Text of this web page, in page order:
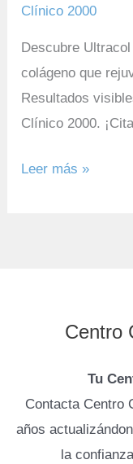
Clínico 2000
Descubre
colágeno que
Resultados
Clínico 2000.
Leer más »
Centro
Tu
Contacta Centro
años
la